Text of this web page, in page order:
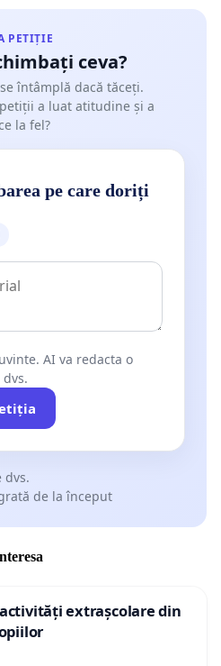
PETIȚIE
ceva?
întâmplă dacă tăceți.
a luat atitudine și a
la fel?
pe care doriți
AI va redacta o
dvs.
de la început
extrașcolare din